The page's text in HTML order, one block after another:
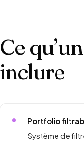
Ce
inclure
Portfolio
Système de